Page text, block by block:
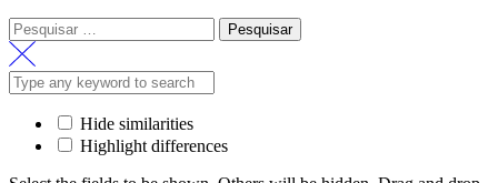
Pesquisar
por:
Hide similarities
Highlight differences